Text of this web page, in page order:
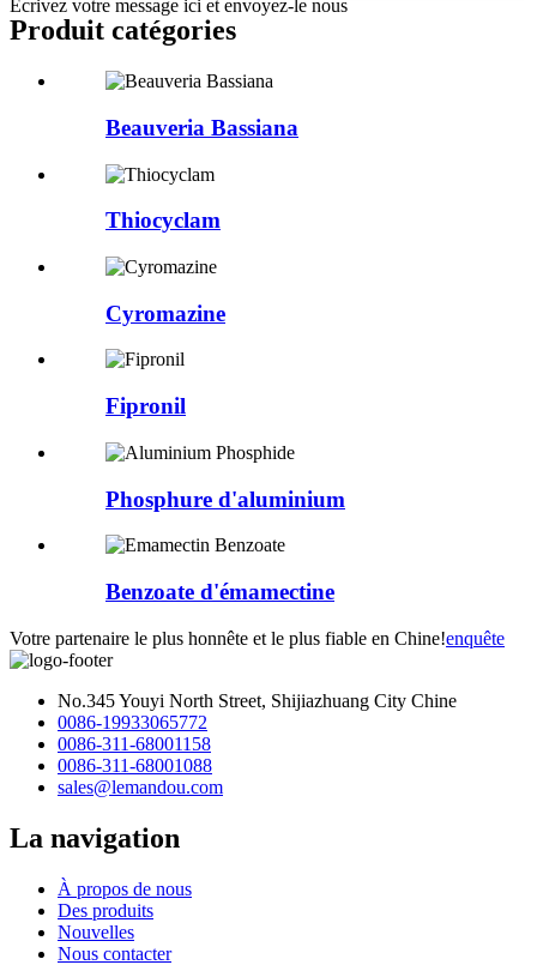
Écrivez votre message ici et envoyez-le nous
Produit catégories
Beauveria Bassiana
Thiocyclam
Cyromazine
Fipronil
Phosphure d'aluminium
Benzoate d'émamectine
Votre partenaire le plus honnête et le plus fiable en Chine!enquête
No.345 Youyi North Street, Shijiazhuang City Chine
0086-19933065772
0086-311-68001158
0086-311-68001088
sales@lemandou.com
La navigation
À propos de nous
Des produits
Nouvelles
Nous contacter